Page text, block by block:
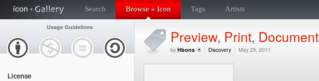
Search Browse » Icon Tags Artists
Usage Guidelines
License
Preview, Print, Document
by Hbons Discovery May 29, 2011